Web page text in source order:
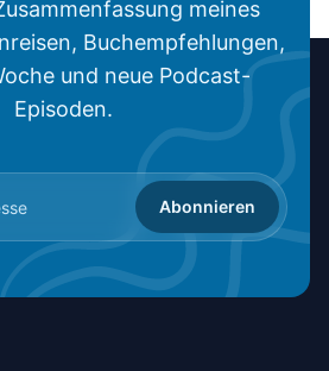
meines
Buchempfehlungen,
und neue Podcast-
Episoden.
Abonnieren